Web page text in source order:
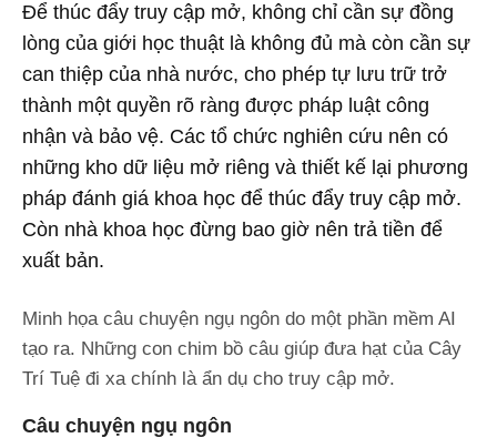
Để thúc đẩy truy cập mở, không chỉ cần sự đồng
lòng của giới học thuật là không đủ mà còn cần sự
can thiệp của nhà nước, cho phép tự lưu trữ trở
thành một quyền rõ ràng được pháp luật công
nhận và bảo vệ. Các tổ chức nghiên cứu nên có
những kho dữ liệu mở riêng và thiết kế lại phương
pháp đánh giá khoa học để thúc đẩy truy cập mở.
Còn nhà khoa học đừng bao giờ nên trả tiền để
xuất bản.
Minh họa câu chuyện ngụ ngôn do một phần mềm AI
tạo ra. Những con chim bồ câu giúp đưa hạt của Cây
Trí Tuệ đi xa chính là ẩn dụ cho truy cập mở.
Câu chuyện ngụ ngôn